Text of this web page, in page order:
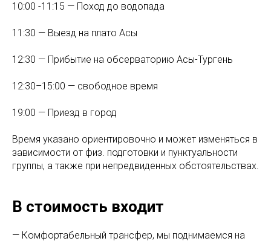
10:00 -11:15 — Поход до водопада
11:30 — Выезд на плато Асы
12:30 — Прибытие на обсерваторию Асы-Тургень
‌12:30–15:00 — свободное время
19:00 — Приезд в город
Время указано ориентировочно и может изменяться в
зависимости от физ. подготовки и пунктуальности
группы, а также при непредвиденных обстоятельствах.
В стоимость входит
— Комфортабельный трансфер, мы поднимаемся на